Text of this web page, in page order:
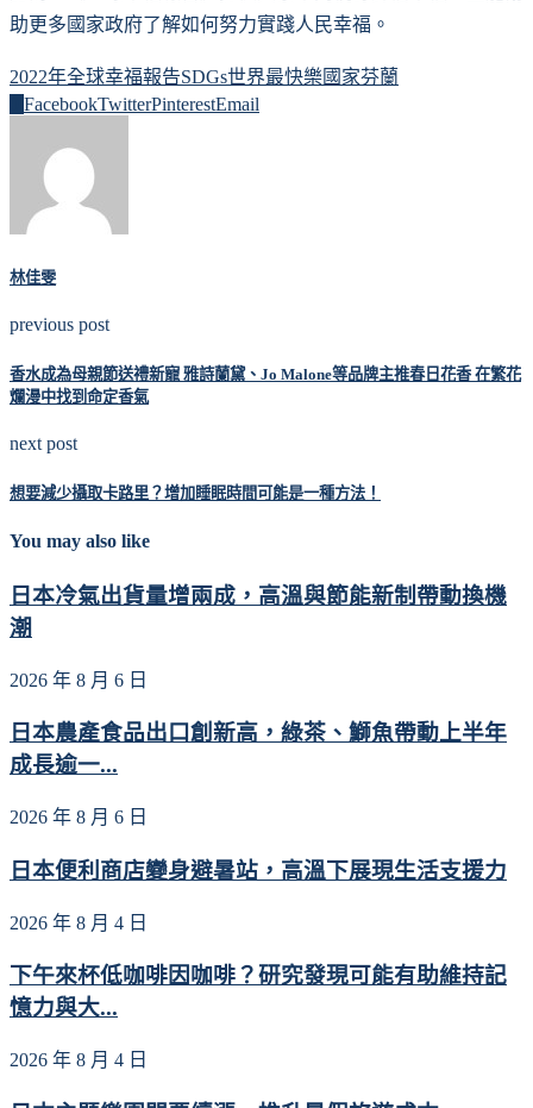
助更多國家政府了解如何努力實踐人民幸福。
2022年全球幸福報告SDGs世界最快樂國家芬蘭
FacebookTwitterPinterestEmail
林佳雯
previous post
香水成為母親節送禮新寵 雅詩蘭黛、Jo Malone等品牌主推春日花香 在繁花
爛漫中找到命定香氣
next post
想要減少攝取卡路里？增加睡眠時間可能是一種方法！
You may also like
日本冷氣出貨量增兩成，高溫與節能新制帶動換機
潮
2026 年 8 月 6 日
日本農產食品出口創新高，綠茶、鰤魚帶動上半年
成長逾一...
2026 年 8 月 6 日
日本便利商店變身避暑站，高溫下展現生活支援力
2026 年 8 月 4 日
下午來杯低咖啡因咖啡？研究發現可能有助維持記
憶力與大...
2026 年 8 月 4 日